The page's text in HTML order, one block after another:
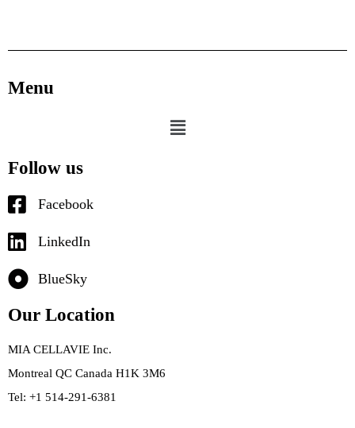
Menu
Follow us
Facebook
LinkedIn
BlueSky
Our Location
MIA CELLAVIE Inc.
Montreal QC Canada H1K 3M6
Tel: +1 514-291-6381